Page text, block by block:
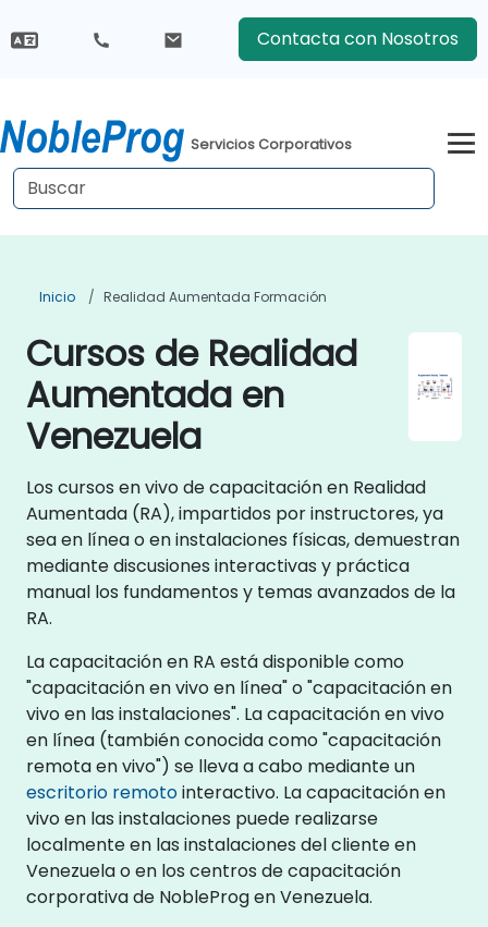
Contacta con Nosotros
Servicios Corporativos
Inicio Realidad Aumentada Formación
Cursos de Realidad
Aumentada en
Venezuela
Los cursos en vivo de capacitación en Realidad
Aumentada (RA), impartidos por instructores, ya
sea en línea o en instalaciones físicas, demuestran
mediante discusiones interactivas y práctica
manual los fundamentos y temas avanzados de la
RA.
La capacitación en RA está disponible como
"capacitación en vivo en línea" o "capacitación en
vivo en las instalaciones". La capacitación en vivo
en línea (también conocida como "capacitación
remota en vivo") se lleva a cabo mediante un
escritorio remotointeractivo. La capacitación en
vivo en las instalaciones puede realizarse
localmente en las instalaciones del cliente en
Venezuela o en los centros de capacitación
corporativa de NobleProg en Venezuela.